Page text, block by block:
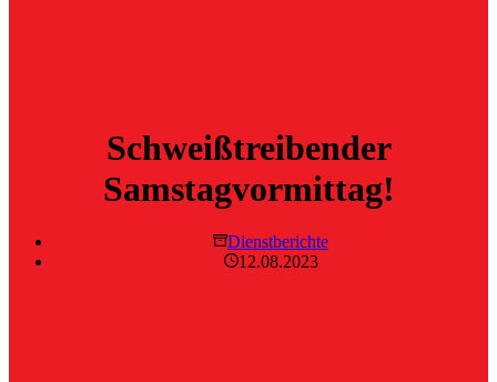
Schweißtreibender
Samstagvormittag!
Dienstberichte
12.08.2023